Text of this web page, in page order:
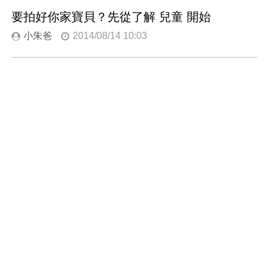
要拍好你家寶貝？先從了解 兒童 開始
小朱爸 2014/08/14 10:03